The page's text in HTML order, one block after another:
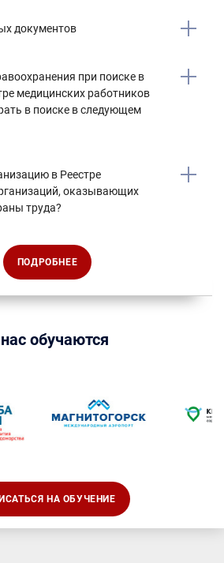
документов
при поиске в
медицинских работников
в поиске в следующем
в Реестре
оказывающих
труда?
ПОДРОБНЕЕ
обучаются
НА ОБУЧЕНИЕ